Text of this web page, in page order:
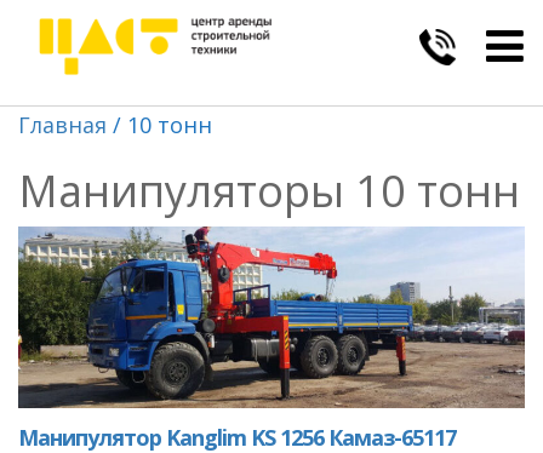
Главная 10 тонн
Манипуляторы 10 тонн
Манипулятор Kanglim KS 1256 Камаз-65117